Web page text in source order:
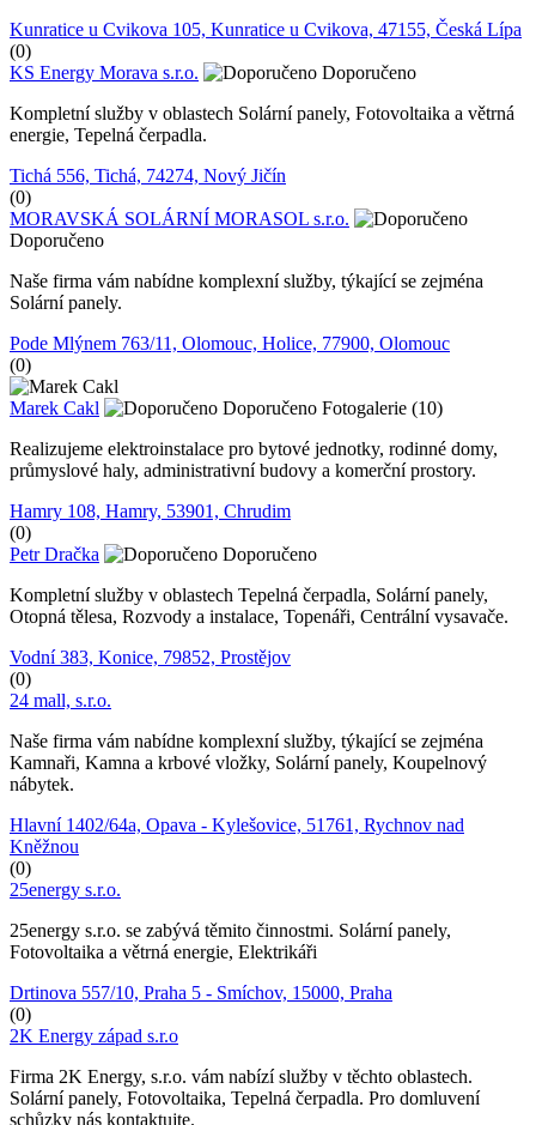
Kunratice u Cvikova 105, Kunratice u Cvikova, 47155, Česká Lípa
(0)
KS Energy Morava s.r.o.
Doporučeno
Kompletní služby v oblastech Solární panely, Fotovoltaika a větrná
energie, Tepelná čerpadla.
Tichá 556, Tichá, 74274, Nový Jičín
(0)
MORAVSKÁ SOLÁRNÍ MORASOL s.r.o.
Doporučeno
Naše firma vám nabídne komplexní služby, týkající se zejména
Solární panely.
Pode Mlýnem 763/11, Olomouc, Holice, 77900, Olomouc
(0)
Marek Cakl Doporučeno Fotogalerie (10)
Realizujeme elektroinstalace pro bytové jednotky, rodinné domy,
průmyslové haly, administrativní budovy a komerční prostory.
Hamry 108, Hamry, 53901, Chrudim
(0)
Petr Dračka
Doporučeno
Kompletní služby v oblastech Tepelná čerpadla, Solární panely,
Otopná tělesa, Rozvody a instalace, Topenáři, Centrální vysavače.
Vodní 383, Konice, 79852, Prostějov
(0)
24 mall, s.r.o.
Naše firma vám nabídne komplexní služby, týkající se zejména
Kamnaři, Kamna a krbové vložky, Solární panely, Koupelnový
nábytek.
Hlavní 1402/64a, Opava - Kylešovice, 51761, Rychnov nad
Kněžnou
(0)
25energy s.r.o.
25energy s.r.o. se zabývá těmito činnostmi. Solární panely,
Fotovoltaika a větrná energie, Elektrikáři
Drtinova 557/10, Praha 5 - Smíchov, 15000, Praha
(0)
2K Energy západ s.r.o
Firma 2K Energy, s.r.o. vám nabízí služby v těchto oblastech.
Solární panely, Fotovoltaika, Tepelná čerpadla. Pro domluvení
schůzky nás kontaktujte.